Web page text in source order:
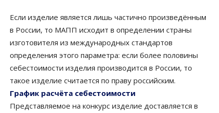
Если изделие является лишь частично произведённым
в России, то МАПП исходит в определении страны
изготовителя из международных стандартов
определения этого параметра: если более половины
себестоимости изделия производится в России, то
такое изделие считается по праву российским.
График расчёта себестоимости
Представляемое на конкурс изделие доставляется в